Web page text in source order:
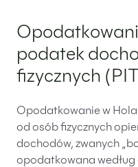
podatek
fizycznych
Opodatkowanie w
od osób fizycznych
dochodów, zwanych
opodatkowana według